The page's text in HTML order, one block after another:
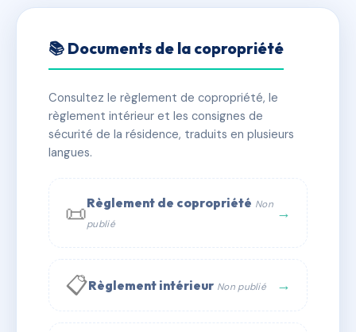
LE VALLON DES SOURCES
✓ Immatriculée 🏠 70 lots 🏗 1 bâtiment(s)
📞 Contacter Syndic Digital
📚 Documents de la copropriété
Consultez le règlement de copropriété, le
règlement intérieur et les consignes de
sécurité de la résidence, traduits en plusieurs
langues.
📜Règlement de copropriété Non
publié
→
📋Règlement intérieur Non publié →